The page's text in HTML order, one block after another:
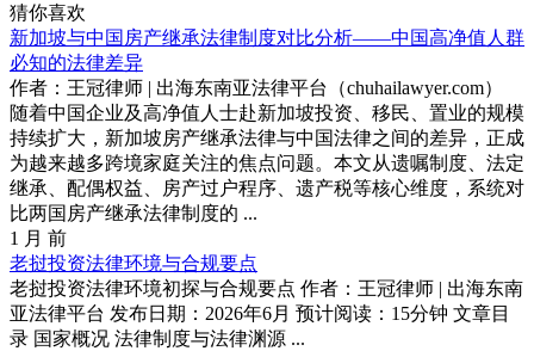
猜你喜欢
新加坡与中国房产继承法律制度对比分析——中国高净值人群
必知的法律差异
作者：王冠律师 | 出海东南亚法律平台（chuhailawyer.com）
随着中国企业及高净值人士赴新加坡投资、移民、置业的规模
持续扩大，新加坡房产继承法律与中国法律之间的差异，正成
为越来越多跨境家庭关注的焦点问题。本文从遗嘱制度、法定
继承、配偶权益、房产过户程序、遗产税等核心维度，系统对
比两国房产继承法律制度的 ...
1 月 前
老挝投资法律环境与合规要点
老挝投资法律环境初探与合规要点 作者：王冠律师 | 出海东南
亚法律平台 发布日期：2026年6月 预计阅读：15分钟 文章目
录 国家概况 法律制度与法律渊源 ...